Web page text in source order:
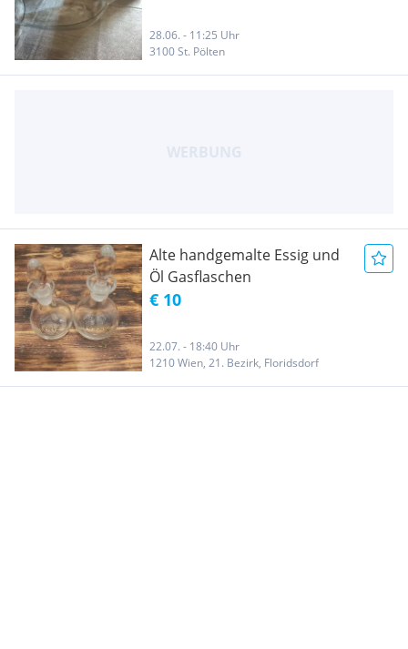
28.06. - 11:25 Uhr
3100 St. Pölten
Alte handgemalte Essig und
Öl Gasflaschen
€ 10
22.07. - 18:40 Uhr
1210 Wien, 21. Bezirk, Floridsdorf